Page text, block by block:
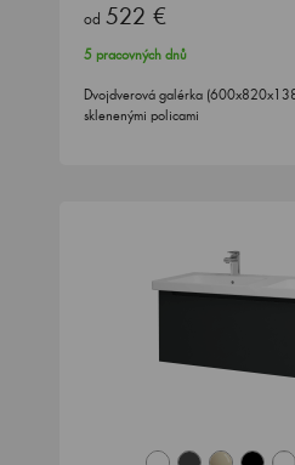
od 522 €
5 pracovných dnů
Dvojdverová galérka
sklenenými policami